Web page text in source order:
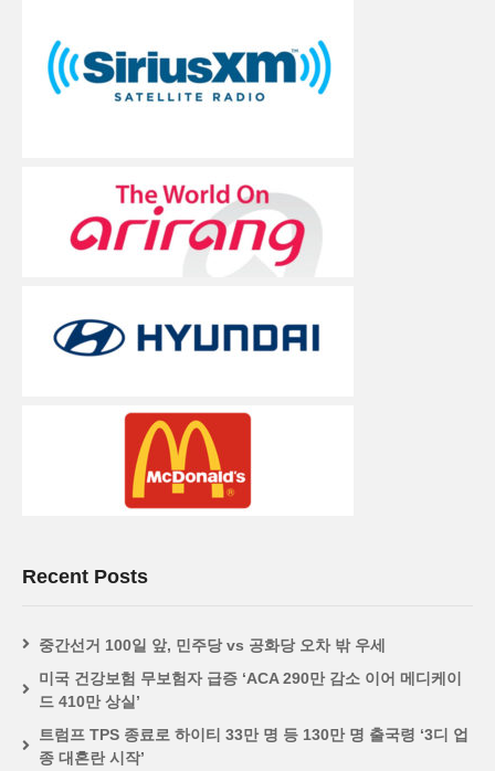
Recent Posts
중간선거 100일 앞, 민주당 vs 공화당 오차 밖 우세
미국 건강보험 무보험자 급증 ‘ACA 290만 감소 이어 메디케이
드 410만 상실’
트럼프 TPS 종료로 하이티 33만 명 등 130만 명 출국령 ‘3디 업
종 대혼란 시작’